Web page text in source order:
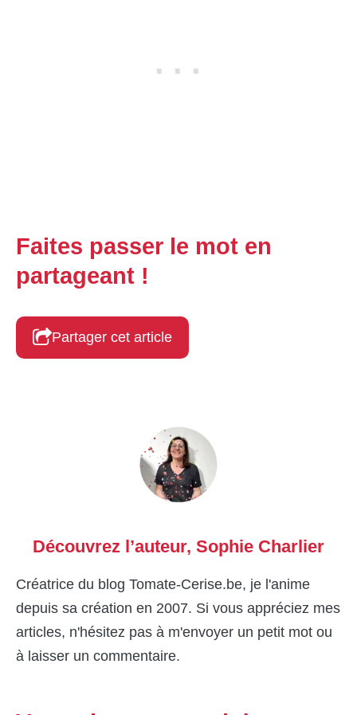
Faites passer le mot en
partageant !
Partager cet article
Découvrez l’auteur, Sophie Charlier
Créatrice du blog Tomate-Cerise.be, je l'anime
depuis sa création en 2007. Si vous appréciez mes
articles, n'hésitez pas à m'envoyer un petit mot ou
à laisser un commentaire.